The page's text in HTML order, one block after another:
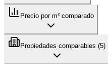
Precio por m² comparado
Propiedades comparables (5)